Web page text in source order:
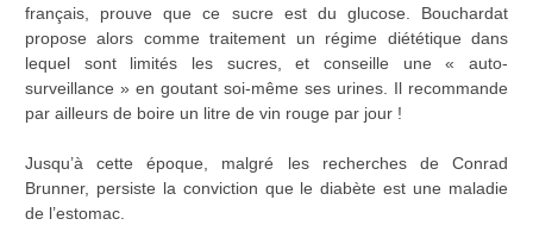
français, prouve que ce sucre est du glucose. Bouchardat
propose alors comme traitement un régime diététique dans
lequel sont limités les sucres, et conseille une « auto-
surveillance » en goutant soi-même ses urines. Il recommande
par ailleurs de boire un litre de vin rouge par jour !
Jusqu’à cette époque, malgré les recherches de Conrad
Brunner, persiste la conviction que le diabète est une maladie
de l’estomac.